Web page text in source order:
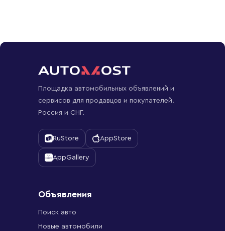
Площадка автомобильных объявлений и
сервисов для продавцов и покупателей.
Россия и СНГ.
RuStore AppStore
AppGallery
Объявления
Поиск авто
Новые автомобили